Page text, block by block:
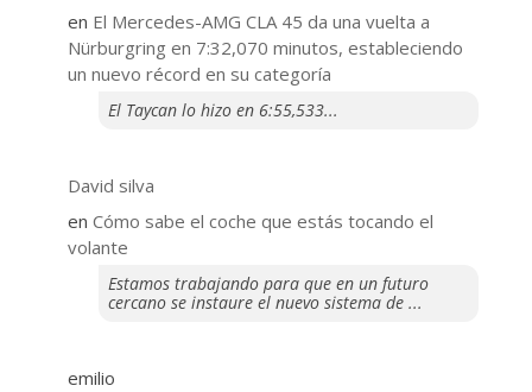
en El Mercedes-AMG CLA 45 da una vuelta a
Nürburgring en 7:32,070 minutos, estableciendo
un nuevo récord en su categoría
El Taycan lo hizo en 6:55,533...
David silva
en ​Cómo sabe el coche que estás tocando el
volante
Estamos trabajando para que en un futuro
cercano se instaure el nuevo sistema de ...
emilio